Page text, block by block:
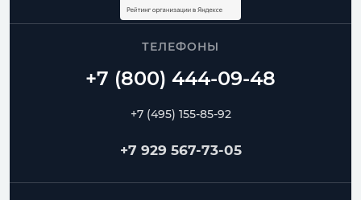
ТЕЛЕФОНЫ
+7 (495) 155-85-92
+7 929 567-73-05